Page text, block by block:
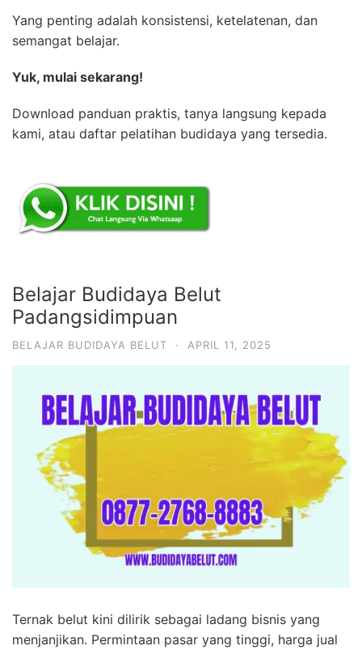
Yang penting adalah konsistensi, ketelatenan, dan
semangat belajar.
Yuk, mulai sekarang!
Download panduan praktis, tanya langsung kepada
kami, atau daftar pelatihan budidaya yang tersedia.
Belajar Budidaya Belut
Padangsidimpuan
BELAJAR BUDIDAYA BELUT · APRIL 11, 2025
Ternak belut kini dilirik sebagai ladang bisnis yang
menjanjikan. Permintaan pasar yang tinggi, harga jual